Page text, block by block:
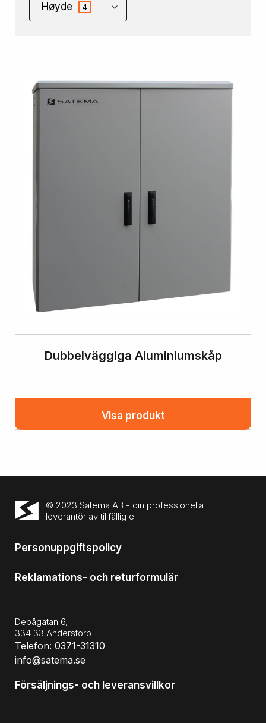
Høyde 4
Dubbelväggiga Aluminiumskåp
Visa produkt
© 2023 Satema AB - din professionella
leverantör av tillfällig el
Personuppgiftspolicy
Reklamations- och returformulär
Depågatan 6,
334 33 Anderstorp
Telefon: 0371-31310
info@satema.se
Försäljnings- och leveransvillkor